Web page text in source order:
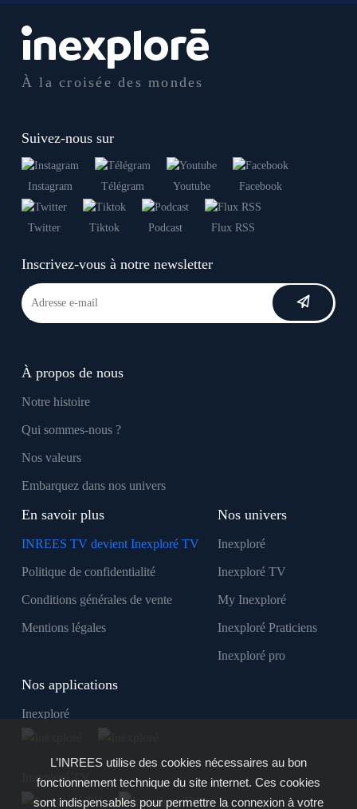
À la croisée des mondes
Suivez-nous sur
Instagram Télégram Youtube Facebook
Twitter Tiktok Podcast Flux RSS
Inscrivez-vous à notre newsletter
À propos de nous
Notre histoire
Qui sommes-nous ?
Nos valeurs
Embarquez dans nos univers
En savoir plus
INREES TV devient Inexploré TV
Politique de confidentialité
Conditions générales de vente
Mentions légales
Nos univers
Inexploré
Inexploré TV
My Inexploré
Inexploré Praticiens
Inexploré pro
Nos applications
Inexploré
Inexploré TV
L’INREES utilise des cookies nécessaires au bon
fonctionnement technique du site internet. Ces cookies
sont indispensables pour permettre la connexion à votre